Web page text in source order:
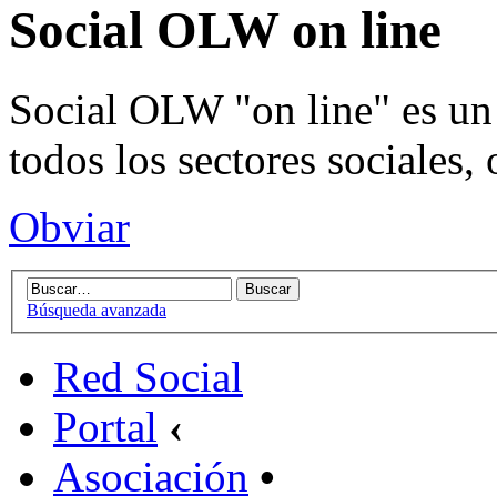
Social OLW on line
Social OLW "on line" es
todos los sectores sociales,
Obviar
Búsqueda avanzada
Red Social
Portal ‹
Asociación •